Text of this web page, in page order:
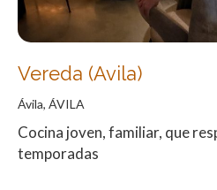
Vereda (Avila)
Ávila, ÁVILA
Cocina joven, familiar, que
temporadas